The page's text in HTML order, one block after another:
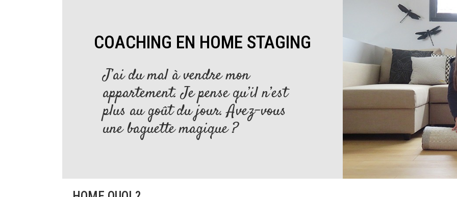
COACHING EN HOME STAGING
J’ai du mal à vendre mon
appartement. Je pense qu’il n’est
plus au goût du jour. Avez-vous
une baguette magique ?